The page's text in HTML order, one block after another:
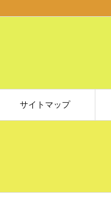
サイトマップ